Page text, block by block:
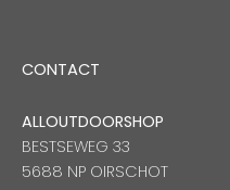
CONTACT
ALLOUTDOORSHOP
BESTSEWEG 33
5688 NP OIRSCHOT